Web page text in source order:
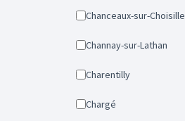
Chanceaux-sur-Choisille
Channay-sur-Lathan
Charentilly
Chargé